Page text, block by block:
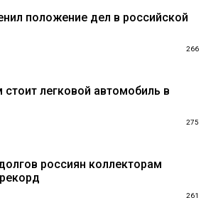
положение дел в российской
266
легковой автомобиль в
275
россиян коллекторам
261